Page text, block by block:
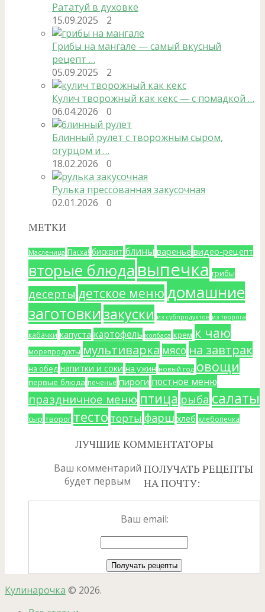
Рататуй в духовке
15.09.2025
2
Грибы на мангале — самый вкусный
рецепт …
05.09.2025
2
Кулич творожный как кекс — с помадкой …
06.04.2026
0
Блинный рулет с творожным сыром,
огурцом и …
18.02.2026
0
Рулька прессованная закусочная
02.01.2026
0
МЕТКИ
Масленица Пасха! бисквит блины варенье видео-рецепт
вторые блюдавыпечка грибы
десерты детское меню домашние
заготовкизакуски из субпродуктов из творога
кабачки капуста картофель колбаса крем к чаю
морепродукты мультиварка мясо на завтрак
на обед напитки и соки на ужин новый год овощи
первые блюда печенье пироги постное меню
праздничное меню птица рыба салаты
сыр творог тесто торты фарш хлеб хлебопечка
ЛУЧШИЕ КОММЕНТАТОРЫ
Ваш комментарий
будет первым
ПОЛУЧАТЬ РЕЦЕПТЫ
НА ПОЧТУ:
Ваш email:
Кулинарочка © 2026.